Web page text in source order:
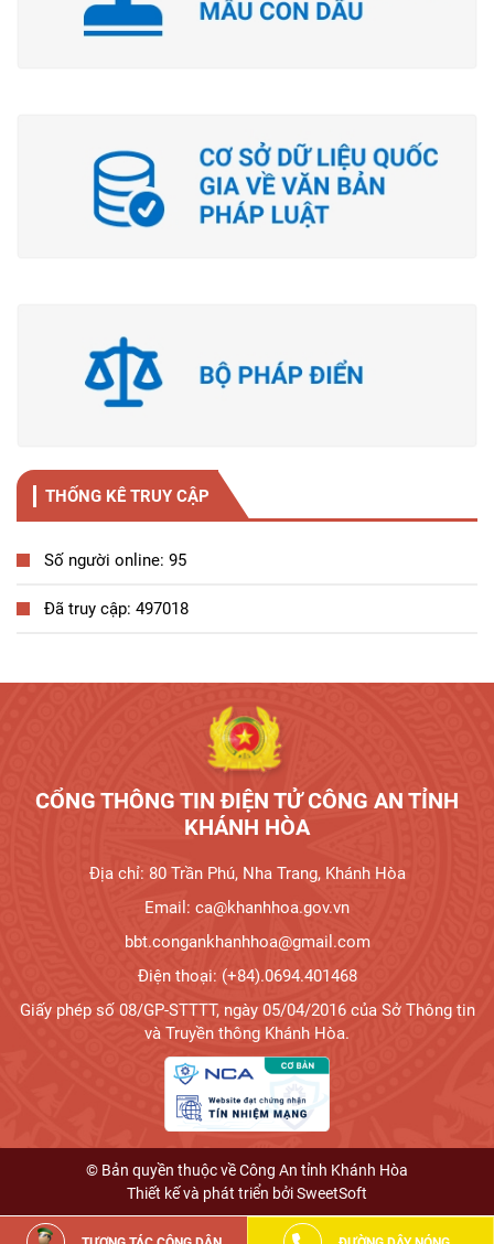
THỐNG KÊ TRUY CẬP
Số người online: 95
Đã truy cập: 497018
CỔNG THÔNG TIN ĐIỆN TỬ CÔNG AN TỈNH
KHÁNH HÒA
Địa chỉ: 80 Trần Phú, Nha Trang, Khánh Hòa
Email: ca@khanhhoa.gov.vn
bbt.congankhanhhoa@gmail.com
Điện thoại: (+84).0694.401468
Giấy phép số 08/GP-STTTT, ngày 05/04/2016 của Sở Thông tin
và Truyền thông Khánh Hòa.
© Bản quyền thuộc về Công An tỉnh Khánh Hòa
Thiết kế và phát triển bởiSweetSoft